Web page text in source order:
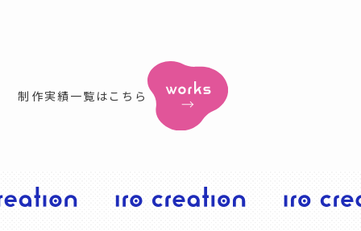
制作実績一覧はこちら